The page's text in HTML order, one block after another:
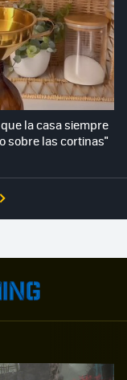
la casa siempre
sobre las cortinas"